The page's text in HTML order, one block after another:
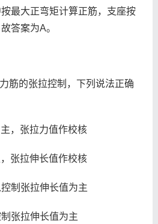
最大正弯矩计算正筋，支座按
答案为A。
筋的张拉控制，下列说法正确
，张拉力值作校核
张拉伸长值作校核
制张拉伸长值为主
张拉伸长值为主